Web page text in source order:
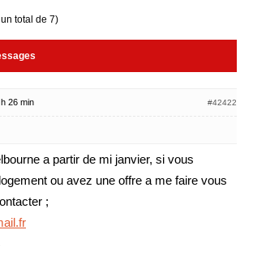
total de 7)
26 min #42422
a partir de mi janvier, si vous
ou avez une offre a me faire vous
;